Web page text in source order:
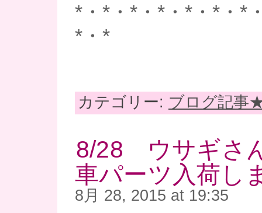
*・*・*・*・*・*・*
*・*
カテゴリー: ブログ記事
8/28 ウサギさ
車パーツ入荷し
8月 28, 2015 at 19:35